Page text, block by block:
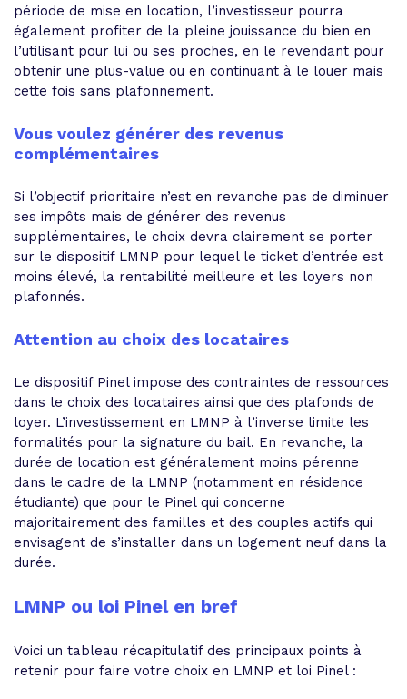
période de mise en location, l’investisseur pourra
également profiter de la pleine jouissance du bien en
l’utilisant pour lui ou ses proches, en le revendant pour
obtenir une plus-value ou en continuant à le louer mais
cette fois sans plafonnement.
Vous voulez générer des revenus
complémentaires
Si l’objectif prioritaire n’est en revanche pas de diminuer
ses impôts mais de générer des revenus
supplémentaires, le choix devra clairement se porter
sur le dispositif LMNP pour lequel le ticket d’entrée est
moins élevé, la rentabilité meilleure et les loyers non
plafonnés.
Attention au choix des locataires
Le dispositif Pinel impose des contraintes de ressources
dans le choix des locataires ainsi que des plafonds de
loyer. L’investissement en LMNP à l’inverse limite les
formalités pour la signature du bail. En revanche, la
durée de location est généralement moins pérenne
dans le cadre de la LMNP (notamment en résidence
étudiante) que pour le Pinel qui concerne
majoritairement des familles et des couples actifs qui
envisagent de s’installer dans un logement neuf dans la
durée.
LMNP ou loi Pinel en bref
Voici un tableau récapitulatif des principaux points à
retenir pour faire votre choix en LMNP et loi Pinel :